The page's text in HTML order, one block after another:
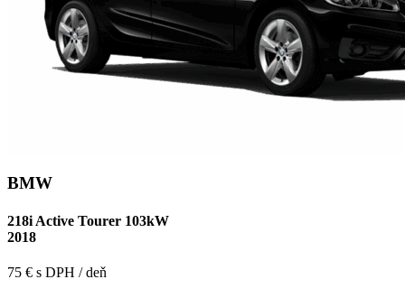
BMW
218i Active Tourer 103kW
2018
75 € s DPH / deň